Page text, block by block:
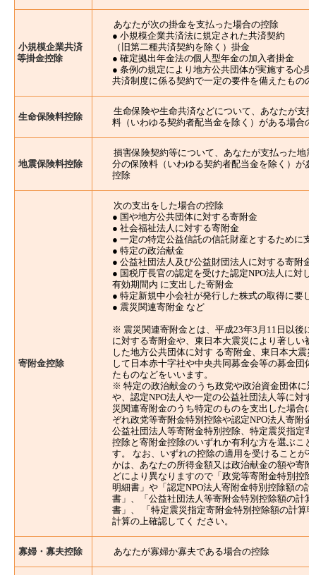
小規模企業共済
等掛金控除
あなたが次の掛金を支払った場合の控除
● 小規模企業共済法に規定された共済契約
（旧第二種共済契約を除く）掛金
● 確定拠出年金法の個人型年金の加入者掛金
● 条例の規定により地方公共団体が実施する心身
共済制度に係る契約で一定の要件を備えたものの
生命保険料控除
生命保険や生命共済などについて、あなたが支
料（いわゆる契約者配当金を除く）がある場合の
地震保険料控除
損害保険契約等について、あなたが支払った地
分の保険料（いわゆる契約者配当金を除く）が
控除
寄附金控除
次の支出をした場合の控除
● 国や地方公共団体に対する寄附金
● 社会福祉法人に対する寄附金
● 一定の特定公益信託の信託財産とするために支
● 特定の政治献金
● 公益社団法人及び公益財団法人に対する寄附金
● 国税庁長官の認定を受けた認定NPO法人に対し
有効期間内 に支出した寄附金
● 特定新規中小会社が発行した株式の取得に要し
● 震災関連寄附金 など
※ 震災関連寄附金とは、平成23年3月11日以後に
に対する寄附金や、東日本大震災により著しい
した地方公共団体に対す る寄附金、東日本大震
して日本赤十字社や中央共同募金会等の募金団
たものなどをいいます。
※ 特定の政治献金のうち政党や政治資金団体に
や、認定NPO法人や一定の公益社団法人等に対
災関連寄附金のうち特定のものを支出した場合
ぞれ政党等寄附金特別控除や認定NPO法人寄附
公益社団法人等寄附金特別控除、特定震災指定
控除と寄附金控除のいずれか有利な方を選ぶこ
す。 なお、いずれの控除の適用を受けることが
かは、あなたの所得金額又は政治献金の額や寄
どにより異なりますので「政党等寄附金特別控
明細書」や「認定NPO法人寄附金特別控除額の計
書」、「公益社団法人等寄附金特別控除額の計算
書」、 「特定震災指定寄附金特別控除額の計算
計算の上確認してく ださい。
寡婦・寡夫控除 あなたが寡婦か寡夫である場合の控除